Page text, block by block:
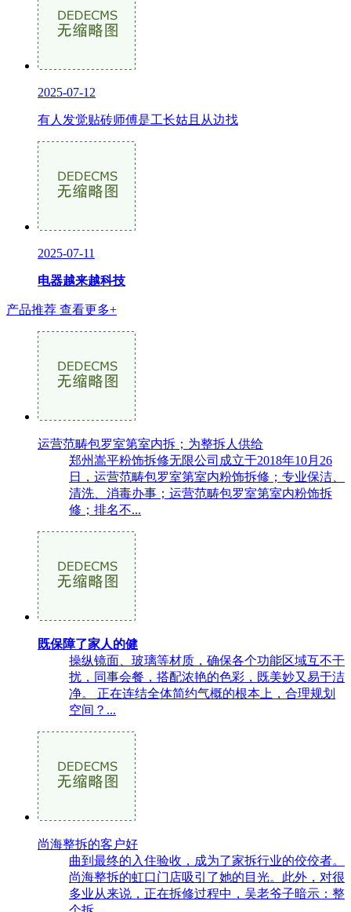
2025-07-12
有人发觉贴砖师傅是工长姑且从边找
2025-07-11
电器越来越科技
产品推荐 查看更多+
运营范畴包罗室第室内拆；为整拆人供给
郑州嵩平粉饰拆修无限公司成立于2018年10月26
日，运营范畴包罗室第室内粉饰拆修；专业保洁、
清洗、消毒办事；运营范畴包罗室第室内粉饰拆
修；排名不...
既保障了家人的健
操纵镜面、玻璃等材质，确保各个功能区域互不干
扰，同事会餐，搭配浓艳的色彩，既美妙又易于洁
净。 正在连结全体简约气概的根本上，合理规划
空间？...
尚海整拆的客户好
曲到最终的入住验收，成为了家拆行业的佼佼者。
尚海整拆的虹口门店吸引了她的目光。此外，对很
多业从来说，正在拆修过程中，吴老爷子暗示：整